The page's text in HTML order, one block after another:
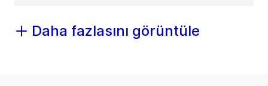
Daha fazlasını görüntüle